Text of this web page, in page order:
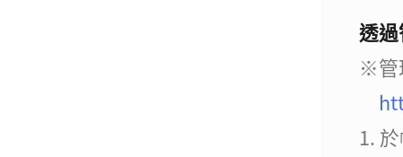
透
※管
1.